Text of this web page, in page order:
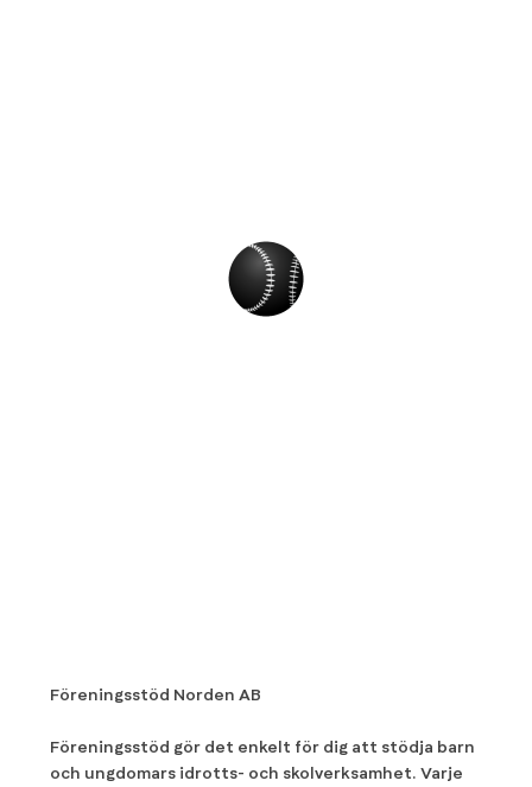
Föreningsstöd Norden AB
Föreningsstöd gör det enkelt för dig att stödja barn
och ungdomars idrotts- och skolverksamhet. Varje